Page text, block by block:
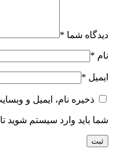
دیدگاه شما *
نام *
ایمیل *
ذخیره نام، ایمیل و
شما باید وارد سیستم شوید